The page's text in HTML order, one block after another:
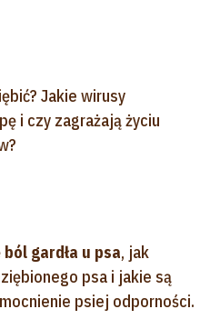
Jakie wirusy
i czy zagrażają życiu
ból gardła u psa, jak
psa i jakie są
psiej odporności.